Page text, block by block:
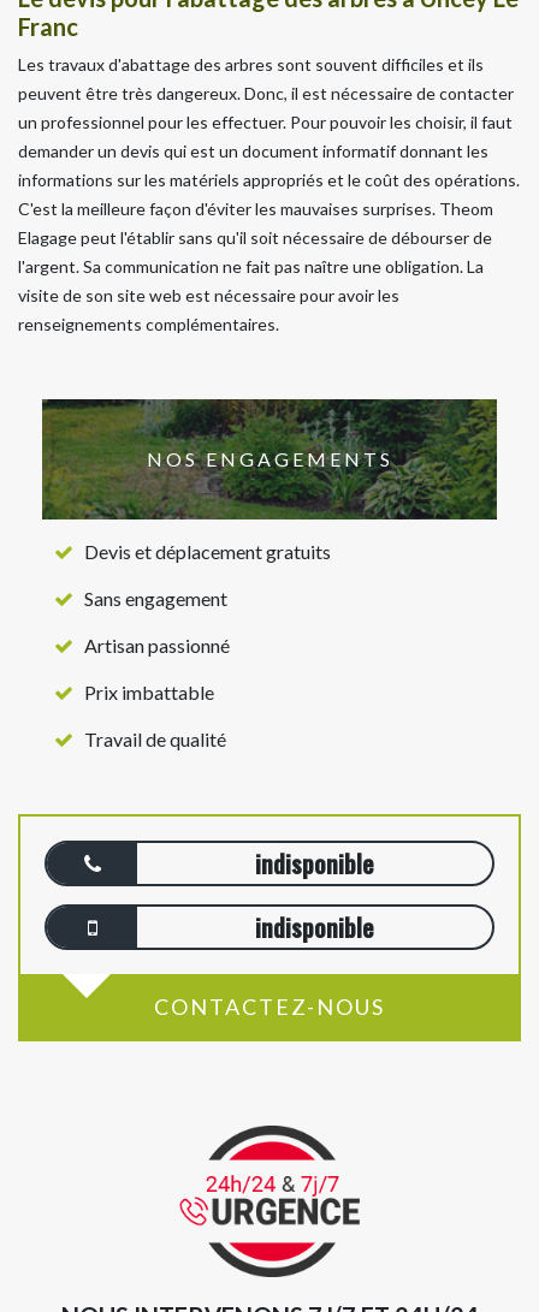
Franc
Les travaux d'abattage des arbres sont souvent difficiles et ils
peuvent être très dangereux. Donc, il est nécessaire de contacter
un professionnel pour les effectuer. Pour pouvoir les choisir, il faut
demander un devis qui est un document informatif donnant les
informations sur les matériels appropriés et le coût des opérations.
C'est la meilleure façon d'éviter les mauvaises surprises. Theom
Elagage peut l'établir sans qu'il soit nécessaire de débourser de
l'argent. Sa communication ne fait pas naître une obligation. La
visite de son site web est nécessaire pour avoir les
renseignements complémentaires.
NOS ENGAGEMENTS
Devis et déplacement gratuits
Sans engagement
Artisan passionné
Prix imbattable
Travail de qualité
indisponible
indisponible
CONTACTEZ-NOUS